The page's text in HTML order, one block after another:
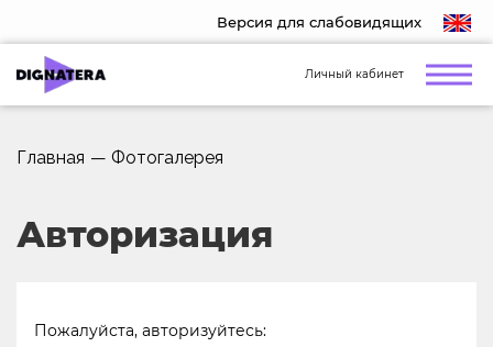
Версия для слабовидящих
Личный кабинет
Главная — Фотогалерея
Авторизация
Пожалуйста, авторизуйтесь: